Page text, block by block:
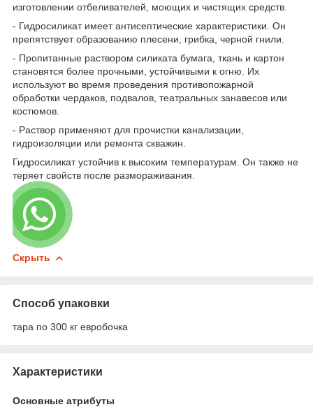
изготовлении отбеливателей, моющих и чистящих средств.
- Гидросиликат имеет антисептические характеристики. Он
препятствует образованию плесени, грибка, черной гнили.
- Пропитанные раствором силиката бумага, ткань и картон
становятся более прочными, устойчивыми к огню. Их
используют во время проведения противопожарной
обработки чердаков, подвалов, театральных занавесов или
костюмов.
- Раствор применяют для прочистки канализации,
гидроизоляции или ремонта скважин.
Гидросиликат устойчив к высоким температурам. Он также не
теряет свойств после размораживания.
Скрыть
Способ упаковки
тара по 300 кг евробочка
Характеристики
Основные атрибуты